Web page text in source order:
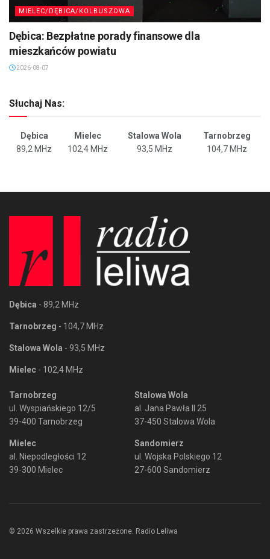
MIELEC/DĘBICA/KOLBUSZOWA
Dębica: Bezpłatne porady finansowe dla
mieszkańców powiatu
2026-08-07
Słuchaj Nas:
Dębica Mielec Stalowa Wola
Tarnobrzeg
89,2 MHz
102,4 MHz 93,5 MHz 104,7 MHz
Dębica - 89,2 MHz
Tarnobrzeg - 104,7 MHz
Stalowa Wola - 93,5 MHz
Mielec - 102,4 MHz
Tarnobrzeg
ul. Wyspiańskiego 12/5
39-400 Tarnobrzeg
Mielec
al. Niepodległości 12
39-300 Mielec
Stalowa Wola
al. Jana Pawła II 25
37-450 Stalowa Wola
Sandomierz
ul. Wojska Polskiego 12
27-600 Sandomierz
© 2026 Wszelkie prawa zastrzeżone. Radio Leliwa